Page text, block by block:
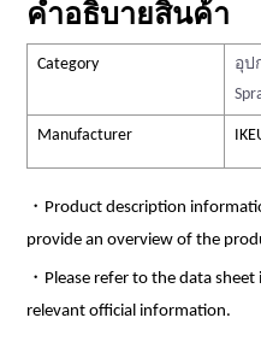
คำอธิบายสินค้า
Category
อุป
Manufacturer
・Product description
provide an overview of the
・Please refer to the data
relevant official information.